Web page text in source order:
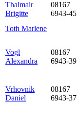
Thalmair
Brigitte
08167
6943-45
Toth Marlene
Vogl
Alexandra
08167
6943-39
Vrhovnik
Daniel
08167
6943-37